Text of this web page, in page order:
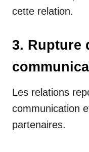
cette relation.
3. Rupture
Les relations
communication
partenaires.